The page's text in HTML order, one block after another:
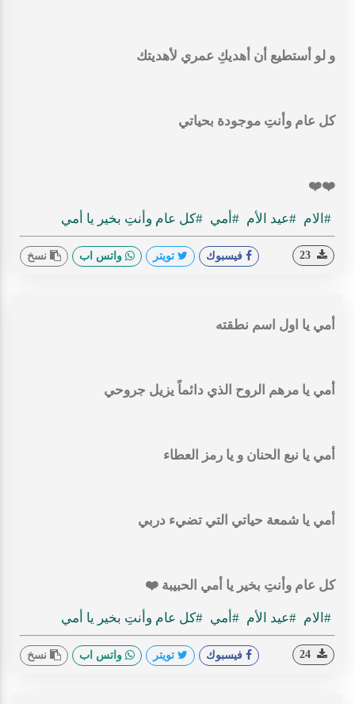
و لو أستطيع أن أهديكِ عمري لأهديتك
كل عام وأنتِ موجودة بحياتي
#الام #عيد الأم #أمي #كل عام وأنتِ بخير يا أمي
فيسبوك تويتر واتس اب نسخ
أمي يا اول اسم نطقته
أمي يا مرهم الروح الذي دائماً يزيل جروحي
أمي يا نبع الحنان و يا رمز العطاء
أمي يا شمعة حياتي التي تضيء دربي
كل عام وأنتِ بخير يا أمي الحبيبة ⁦❤️⁩
#الام #عيد الأم #أمي #كل عام وأنتِ بخير يا أمي
فيسبوك تويتر واتس اب نسخ